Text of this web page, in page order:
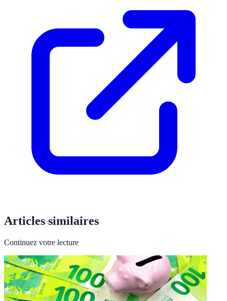
Articles similaires
Continuez votre lecture